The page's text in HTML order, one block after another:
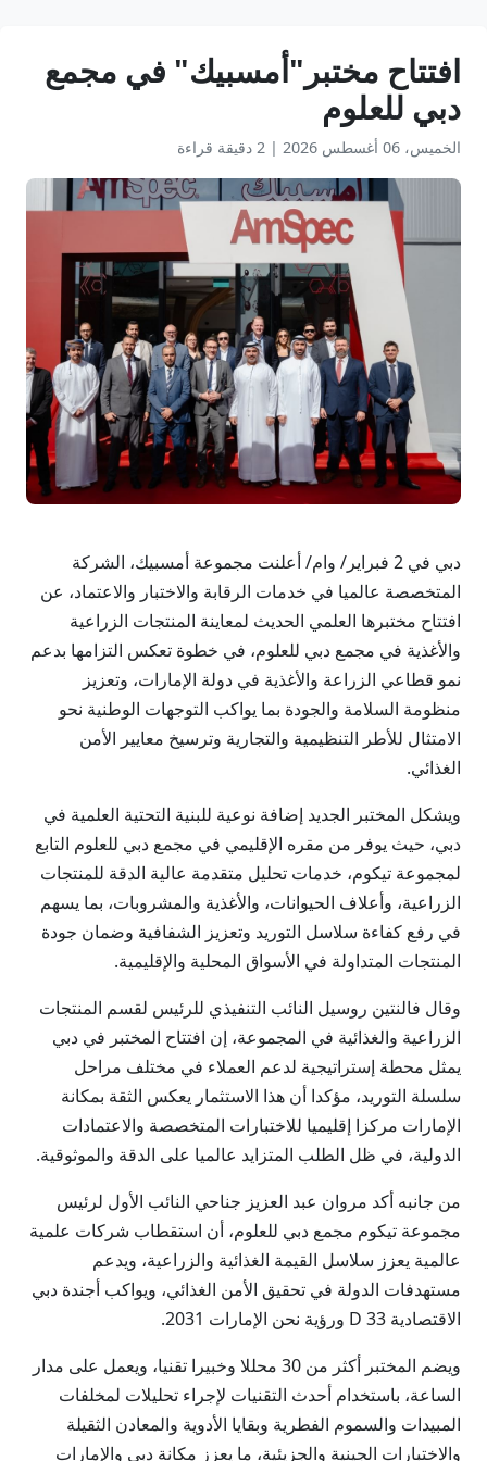
افتتاح مختبر"أمسبيك" في مجمع
دبي للعلوم
الخميس، 06 أغسطس 2026 | 2 دقيقة قراءة
دبي في 2 فبراير/ وام/ أعلنت مجموعة أمسبيك، الشركة
المتخصصة عالميا في خدمات الرقابة والاختبار والاعتماد، عن
افتتاح مختبرها العلمي الحديث لمعاينة المنتجات الزراعية
والأغذية في مجمع دبي للعلوم، في خطوة تعكس التزامها بدعم
نمو قطاعي الزراعة والأغذية في دولة الإمارات، وتعزيز
منظومة السلامة والجودة بما يواكب التوجهات الوطنية نحو
الامتثال للأطر التنظيمية والتجارية وترسيخ معايير الأمن
الغذائي.
ويشكل المختبر الجديد إضافة نوعية للبنية التحتية العلمية في
دبي، حيث يوفر من مقره الإقليمي في مجمع دبي للعلوم التابع
لمجموعة تيكوم، خدمات تحليل متقدمة عالية الدقة للمنتجات
الزراعية، وأعلاف الحيوانات، والأغذية والمشروبات، بما يسهم
في رفع كفاءة سلاسل التوريد وتعزيز الشفافية وضمان جودة
المنتجات المتداولة في الأسواق المحلية والإقليمية.
وقال فالنتين روسيل النائب التنفيذي للرئيس لقسم المنتجات
الزراعية والغذائية في المجموعة، إن افتتاح المختبر في دبي
يمثل محطة إستراتيجية لدعم العملاء في مختلف مراحل
سلسلة التوريد، مؤكدا أن هذا الاستثمار يعكس الثقة بمكانة
الإمارات مركزا إقليميا للاختبارات المتخصصة والاعتمادات
الدولية، في ظل الطلب المتزايد عالميا على الدقة والموثوقية.
من جانبه أكد مروان عبد العزيز جناحي النائب الأول لرئيس
مجموعة تيكوم مجمع دبي للعلوم، أن استقطاب شركات علمية
عالمية يعزز سلاسل القيمة الغذائية والزراعية، ويدعم
مستهدفات الدولة في تحقيق الأمن الغذائي، ويواكب أجندة دبي
الاقتصادية D 33 ورؤية نحن الإمارات 2031.
ويضم المختبر أكثر من 30 محللا وخبيرا تقنيا، ويعمل على مدار
الساعة، باستخدام أحدث التقنيات لإجراء تحليلات لمخلفات
المبيدات والسموم الفطرية وبقايا الأدوية والمعادن الثقيلة
والاختبارات الجينية والجزيئية، ما يعزز مكانة دبي والإمارات